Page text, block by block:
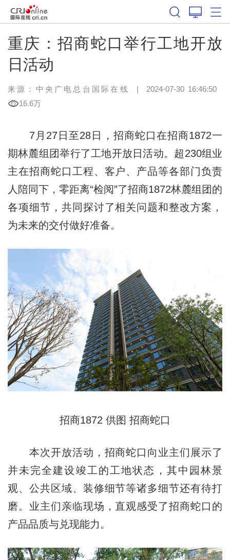
重庆：招商蛇口举行工地开放
日活动
来源：中央广电总台国际在线 | 2024-07-30 16:46:50
16.6万
7月27日至28日，招商蛇口在招商1872一
期林麓组团举行了工地开放日活动。超230组业
主在招商蛇口工程、客户、产品等各部门负责
人陪同下，零距离“检阅”了招商1872林麓组团的
各项细节，共同探讨了相关问题和整改方案，
为未来的交付做好准备。
招商1872 供图 招商蛇口
本次开放活动，招商蛇口向业主们展示了
并未完全建设竣工的工地状态，其中园林景
观、公共区域、装修细节等诸多细节还有待打
磨。业主们亲临现场，直观感受了招商蛇口的
产品品质与兑现能力。